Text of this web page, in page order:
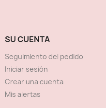
SU CUENTA
Seguimiento del pedido
Iniciar sesión
Crear una cuenta
Mis alertas